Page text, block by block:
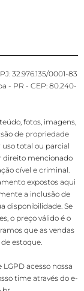
32.976.135/0001-83
- PR - CEP: 80.240-
fotos, imagens,
de propriedade
uso total ou parcial
direito mencionado
cível e criminal.
expostos aqui
a inclusão de
disponibilidade. Se
o preço válido é o
que as vendas
estoque.
acesso nossa
time através do e-